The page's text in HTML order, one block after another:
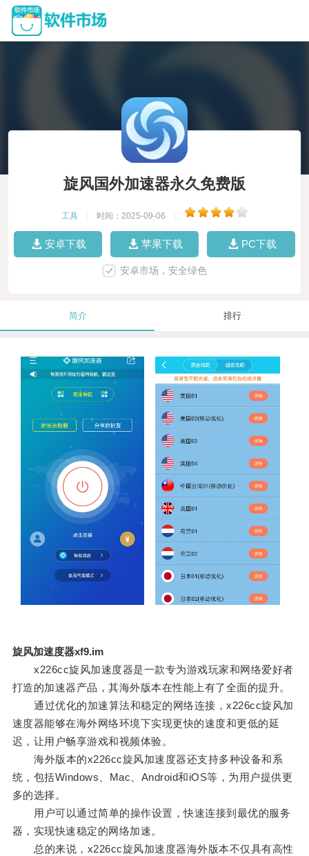
旋风国外加速器永久免费版
工具 时间：2025-09-06
安卓下载 苹果下载 PC下载
安卓市场，安全绿色
简介 排行
旋风加速度器xf9.im
x226cc旋风加速度器是一款专为游戏玩家和网络爱好者
打造的加速器产品，其海外版本在性能上有了全面的提升。
通过优化的加速算法和稳定的网络连接，x226cc旋风加
速度器能够在海外网络环境下实现更快的速度和更低的延
迟，让用户畅享游戏和视频体验。
海外版本的x226cc旋风加速度器还支持多种设备和系
统，包括Windows、Mac、Android和iOS等，为用户提供更
多的选择。
用户可以通过简单的操作设置，快速连接到最优的服务
器，实现快速稳定的网络加速。
总的来说，x226cc旋风加速度器海外版本不仅具有高性